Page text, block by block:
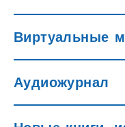
Виртуальные
Аудиожурнал